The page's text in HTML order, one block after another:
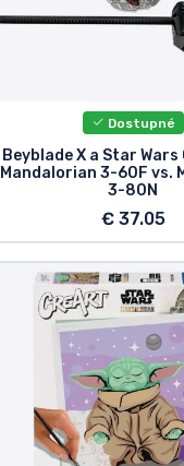
Dostupné
Beyblade X a Star
Mandalorian 3-60F vs.
3-80N
€ 37.05